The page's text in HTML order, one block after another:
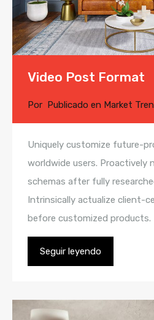
Video Post Format
Por Publicado en Market
Uniquely customize future-
worldwide users. Proactively
schemas after fully
Intrinsically actualize client-
before customized products.
Seguir leyendo